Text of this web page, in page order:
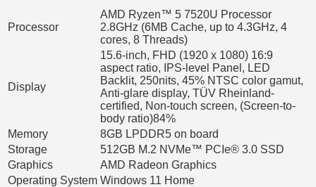
Processor
AMD Ryzen™ 5 7520U Processor
2.8GHz (6MB Cache, up to 4.3GHz, 4
cores, 8 Threads)
Display
15.6-inch, FHD (1920 x 1080) 16:9
aspect ratio, IPS-level Panel, LED
Backlit, 250nits, 45% NTSC color gamut,
Anti-glare display, TÜV Rheinland-
certified, Non-touch screen, (Screen-to-
body ratio)84%
Memory
8GB LPDDR5 on board
Storage
512GB M.2 NVMe™ PCIe® 3.0 SSD
Graphics
AMD Radeon Graphics
Operating System Windows 11 Home